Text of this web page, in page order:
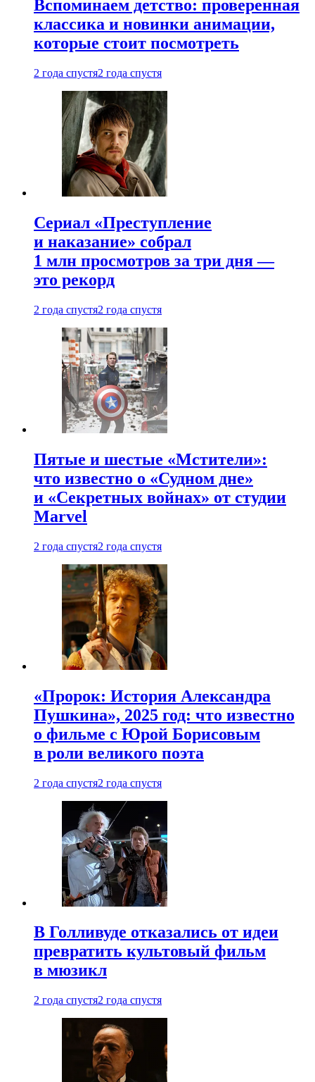
Вспоминаем детство: проверенная
классика и новинки анимации,
которые стоит посмотреть
2 года спустя2 года спустя
Сериал «Преступление
и наказание» собрал
1 млн просмотров за три дня —
это рекорд
2 года спустя2 года спустя
Пятые и шестые «Мстители»:
что известно о «Судном дне»
и «Секретных войнах» от студии
Marvel
2 года спустя2 года спустя
«Пророк: История Александра
Пушкина», 2025 год: что известно
о фильме с Юрой Борисовым
в роли великого поэта
2 года спустя2 года спустя
В Голливуде отказались от идеи
превратить культовый фильм
в мюзикл
2 года спустя2 года спустя